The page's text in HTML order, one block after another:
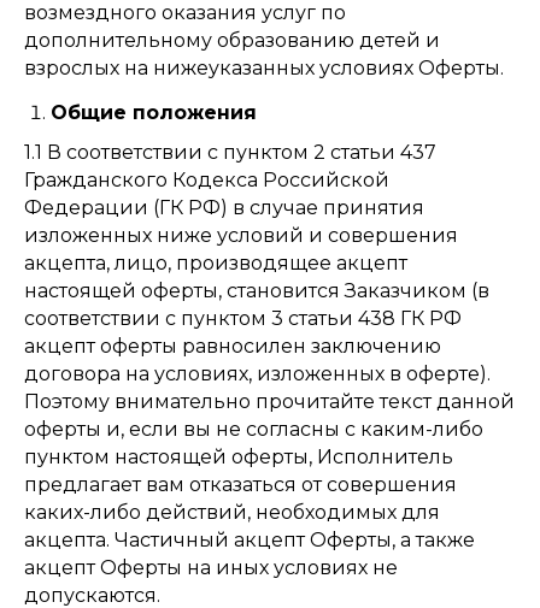
возмездного оказания услуг по
дополнительному образованию детей и
взрослых на нижеуказанных условиях Оферты.
Общие положения
1.1 В соответствии с пунктом 2 статьи 437
Гражданского Кодекса Российской
Федерации (ГК РФ) в случае принятия
изложенных ниже условий и совершения
акцепта, лицо, производящее акцепт
настоящей оферты, становится Заказчиком (в
соответствии с пунктом 3 статьи 438 ГК РФ
акцепт оферты равносилен заключению
договора на условиях, изложенных в оферте).
Поэтому внимательно прочитайте текст данной
оферты и, если вы не согласны с каким-либо
пунктом настоящей оферты, Исполнитель
предлагает вам отказаться от совершения
каких-либо действий, необходимых для
акцепта. Частичный акцепт Оферты, а также
акцепт Оферты на иных условиях не
допускаются.